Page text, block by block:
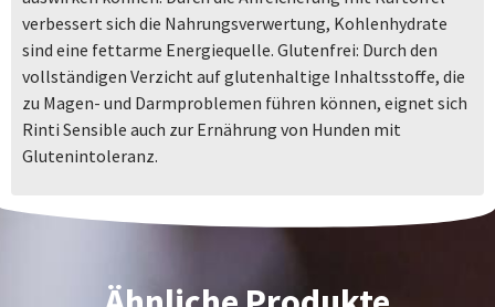
verbessert sich die Nahrungsverwertung, Kohlenhydrate
sind eine fettarme Energiequelle. Glutenfrei: Durch den
vollständigen Verzicht auf glutenhaltige Inhaltsstoffe, die
zu Magen- und Darmproblemen führen können, eignet sich
Rinti Sensible auch zur Ernährung von Hunden mit
Glutenintoleranz.